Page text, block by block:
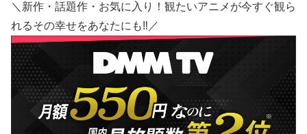
＼新作・話題作・お気に入り！観たいアニメが今すぐ観ら
れるその幸せをあなたにも‼／